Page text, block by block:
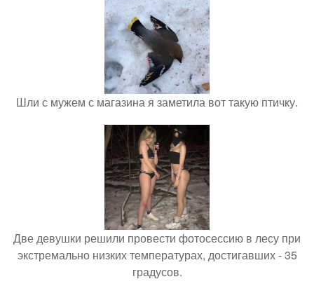
Шли с мужем с магазина я заметила вот такую птичку.
Две девушки решили провести фотосессию в лесу при
экстремально низких температурах, достигавших - 35
градусов.